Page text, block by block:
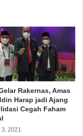
Rakernas, Amas
Harap jadi Ajang
Cegah Faham
2021